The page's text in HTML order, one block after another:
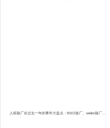
人权验厂在过去一年的事件大盘点：BSCI验厂、sedex验厂...